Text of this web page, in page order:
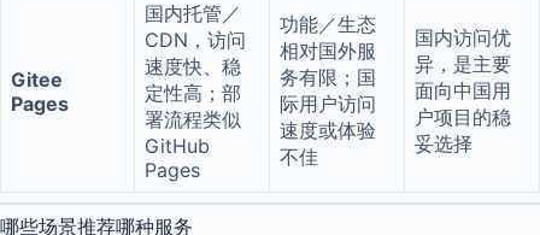
Gitee
Pages
国内托管／
CDN，访问
速度快、稳
定性高；部
署流程类似
GitHub
Pages
功能／生态
相对国外服
务有限；国
际用户访问
速度或体验
不佳
国内访问优
异，是主要
面向中国用
户项目的稳
妥选择
哪些场景推荐哪种服务